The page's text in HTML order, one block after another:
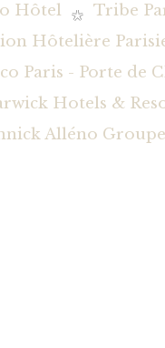
Hôtel
Tribe
Hôtelière
Paris - Porte de
Hotels &
Alléno Groupe